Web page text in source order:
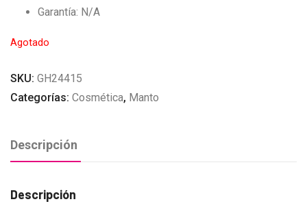
Garantía: N/A
Agotado
SKU: GH24415
Categorías: Cosmética, Manto
Descripción
Descripción